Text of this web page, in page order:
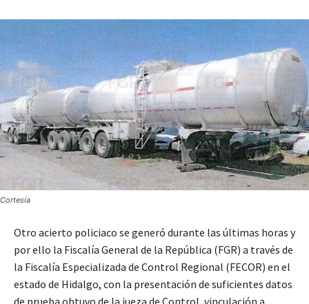
Cortesía
Otro acierto policiaco se generó durante las últimas horas y
por ello la Fiscalía General de la República (FGR) a través de
la Fiscalía Especializada de Control Regional (FECOR) en el
estado de Hidalgo, con la presentación de suficientes datos
de prueba obtuvo de la jueza de Control, vinculación a